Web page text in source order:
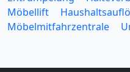
Möbellift
Möbelmitfahrzentrale